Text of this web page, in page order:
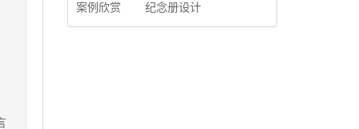
案例欣赏 纪念册设计